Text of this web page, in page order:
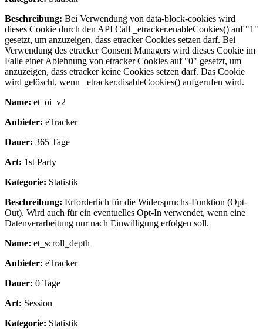
Beschreibung: Bei Verwendung von data-block-cookies wird
dieses Cookie durch den API Call _etracker.enableCookies() auf "1"
gesetzt, um anzuzeigen, dass etracker Cookies setzen darf. Bei
Verwendung des etracker Consent Managers wird dieses Cookie im
Falle einer Ablehnung von etracker Cookies auf "0" gesetzt, um
anzuzeigen, dass etracker keine Cookies setzen darf. Das Cookie
wird gelöscht, wenn _etracker.disableCookies() aufgerufen wird.
Name: et_oi_v2
Anbieter: eTracker
Dauer: 365 Tage
Art: 1st Party
Kategorie: Statistik
Beschreibung: Erforderlich für die Widerspruchs-Funktion (Opt-
Out). Wird auch für ein eventuelles Opt-In verwendet, wenn eine
Datenverarbeitung nur nach Einwilligung erfolgen soll.
Name: et_scroll_depth
Anbieter: eTracker
Dauer: 0 Tage
Art: Session
Kategorie: Statistik